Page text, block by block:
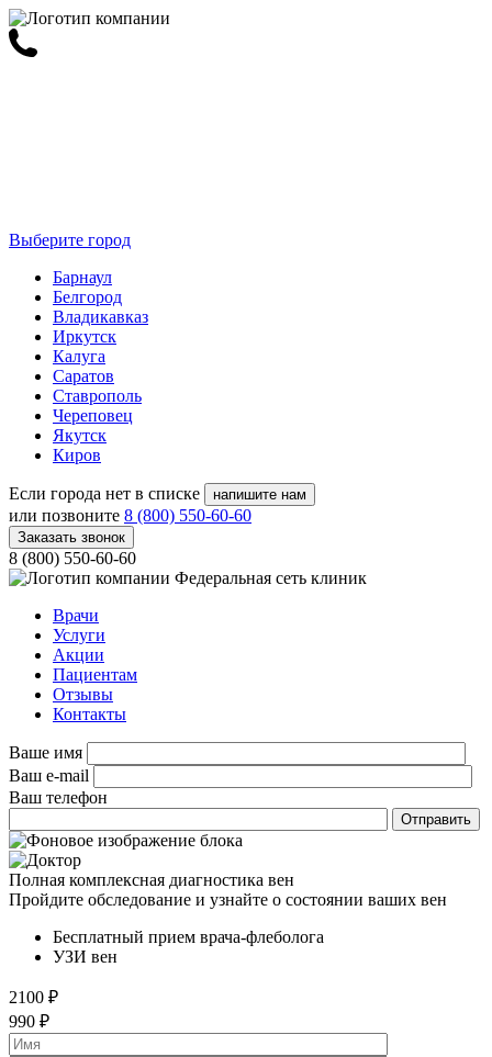
Выберите город
Барнаул
Белгород
Владикавказ
Иркутск
Калуга
Саратов
Ставрополь
Череповец
Якутск
Киров
Если города нет в списке напишите нам
или позвоните 8 (800) 550-60-60
Заказать звонок
8 (800) 550-60-60
Федеральная сеть клиник
Врачи
Услуги
Акции
Пациентам
Отзывы
Контакты
Ваше имя
Ваш e-mail
Ваш телефон
Полная комплексная диагностика вен
Пройдите обследование и узнайте о состоянии ваших вен
Бесплатный прием врача-флеболога
УЗИ вен
2100 ₽
990 ₽